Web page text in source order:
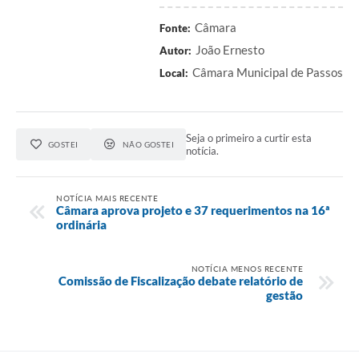
Fonte: Câmara
Autor: João Ernesto
Local: Câmara Municipal de Passos
GOSTEI NÃO GOSTEI
Seja o primeiro a curtir esta
notícia.
NOTÍCIA MAIS RECENTE
Câmara aprova projeto e 37 requerimentos na 16ª
ordinária
NOTÍCIA MENOS RECENTE
Comissão de Fiscalização debate relatório de
gestão